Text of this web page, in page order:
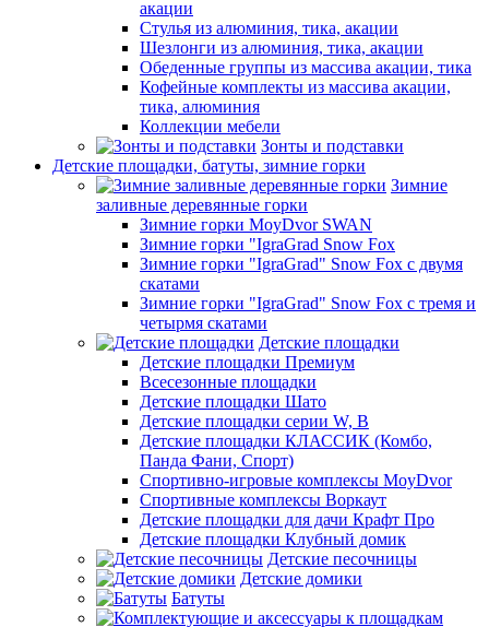
акации
Стулья из алюминия, тика, акации
Шезлонги из алюминия, тика, акации
Обеденные группы из массива акации, тика
Кофейные комплекты из массива акации,
тика, алюминия
Коллекции мебели
Зонты и подставки
Детские площадки, батуты, зимние горки
Зимние
заливные деревянные горки
Зимние горки MoyDvor SWAN
Зимние горки "IgraGrad Snow Fox
Зимние горки "IgraGrad" Snow Fox с двумя
скатами
Зимние горки "IgraGrad" Snow Fox с тремя и
четырмя скатами
Детские площадки
Детские площадки Премиум
Всесезонные площадки
Детские площадки Шато
Детские площадки серии W, В
Детские площадки КЛАССИК (Комбо,
Панда Фани, Спорт)
Спортивно-игровые комплексы MoyDvor
Спортивные комплексы Воркаут
Детские площадки для дачи Крафт Про
Детские площадки Клубный домик
Детские песочницы
Детские домики
Батуты